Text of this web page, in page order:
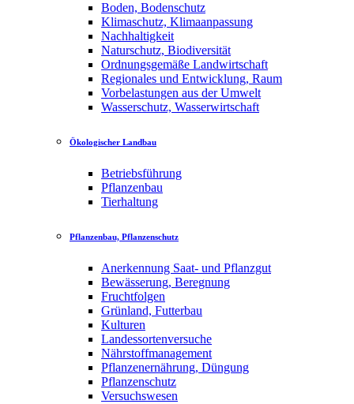
Boden, Bodenschutz
Klimaschutz, Klimaanpassung
Nachhaltigkeit
Naturschutz, Biodiversität
Ordnungsgemäße Landwirtschaft
Regionales und Entwicklung, Raum
Vorbelastungen aus der Umwelt
Wasserschutz, Wasserwirtschaft
Ökologischer Landbau
Betriebsführung
Pflanzenbau
Tierhaltung
Pflanzenbau, Pflanzenschutz
Anerkennung Saat- und Pflanzgut
Bewässerung, Beregnung
Fruchtfolgen
Grünland, Futterbau
Kulturen
Landessortenversuche
Nährstoffmanagement
Pflanzenernährung, Düngung
Pflanzenschutz
Versuchswesen